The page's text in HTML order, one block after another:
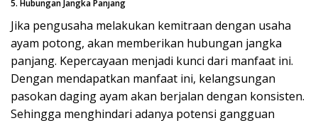
5. Hubungan Jangka Panjang
Jika pengusaha melakukan kemitraan dengan usaha
ayam potong, akan memberikan hubungan jangka
panjang. Kepercayaan menjadi kunci dari manfaat ini.
Dengan mendapatkan manfaat ini, kelangsungan
pasokan daging ayam akan berjalan dengan konsisten.
Sehingga menghindari adanya potensi gangguan